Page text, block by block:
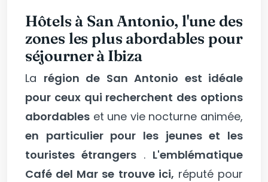
Hôtels à San Antonio, l'une des
zones les plus abordables pour
séjourner à Ibiza
La région de San Antonio est idéale
pour ceux qui recherchent des options
abordables et une vie nocturne animée,
en particulier pour les jeunes et les
touristes étrangers . L'emblématique
Café del Mar se trouve ici, réputé pour